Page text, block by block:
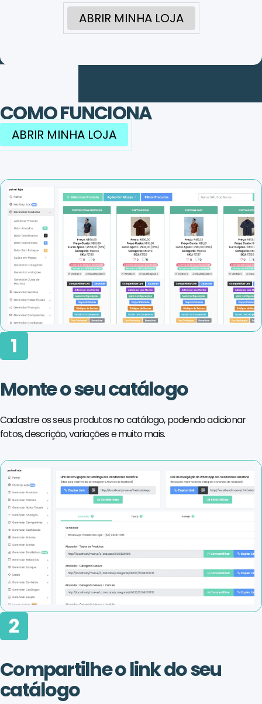
ABRIR MINHA LOJA
COMO FUNCIONA
ABRIR MINHA LOJA
1
Monte o seu catálogo
Cadastre os seus produtos no catálogo, podendo adicionar
fotos, descrição, variações e muito mais.
2
Compartilhe o link do seu
catálogo